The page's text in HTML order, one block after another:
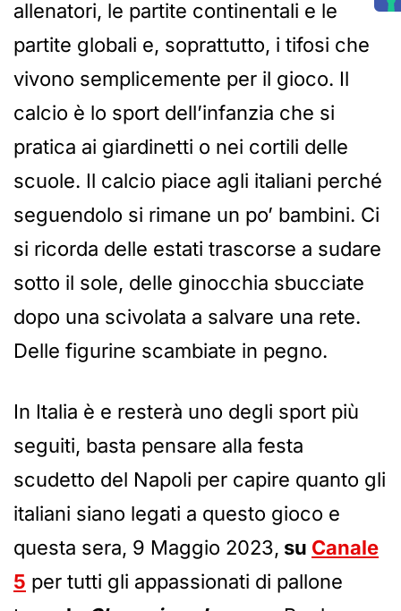
allenatori, le partite continentali e le
partite globali e, soprattutto, i tifosi che
vivono semplicemente per il gioco. Il
calcio è lo sport dell’infanzia che si
pratica ai giardinetti o nei cortili delle
scuole. Il calcio piace agli italiani perché
seguendolo si rimane un po’ bambini. Ci
si ricorda delle estati trascorse a sudare
sotto il sole, delle ginocchia sbucciate
dopo una scivolata a salvare una rete.
Delle figurine scambiate in pegno.
In Italia è e resterà uno degli sport più
seguiti, basta pensare alla festa
scudetto del Napoli per capire quanto gli
italiani siano legati a questo gioco e
questa sera, 9 Maggio 2023, su Canale
5 per tutti gli appassionati di pallone